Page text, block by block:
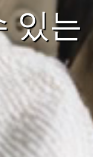
있